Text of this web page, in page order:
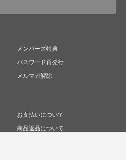
メンバーズ特典
パスワード再発行
メルマガ解除
お支払いについて
商品返品について